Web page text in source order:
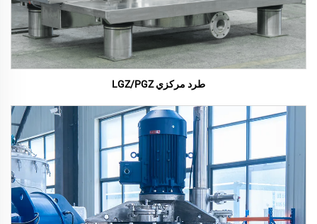
طرد مركزي LGZ/PGZ